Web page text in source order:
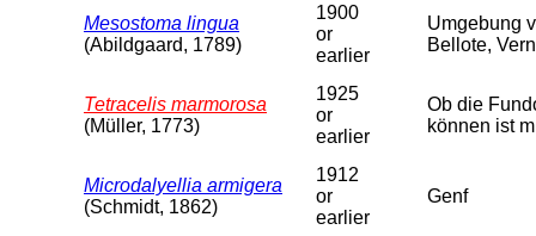
Mesostoma lingua
(Abildgaard, 1789)
1900
or
earlier
Umgebung
Bellote,
Tetracelis marmorosa
(Müller, 1773)
1925
or
earlier
Ob die
können ist
Microdalyellia armigera
(Schmidt, 1862)
1912
or
earlier
Genf